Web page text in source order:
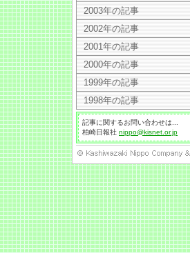
2003年の記事
2002年の記事
2001年の記事
2000年の記事
1999年の記事
1998年の記事
記事に関するお問い合わせは...
柏崎日報社 nippo@kisnet.or.jp